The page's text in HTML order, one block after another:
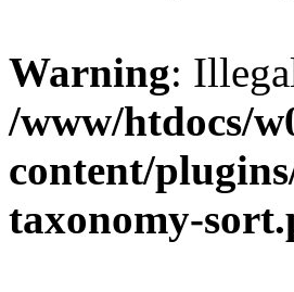
Warning:
/www/htdocs/
content/
taxonomy-